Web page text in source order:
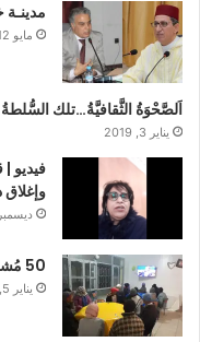
مدينـة
مايو 12, 2019
اَلصَّحْوَةُ الثَّقافيَّةُ…تلك
يناير 3, 2019
فيديو |
ديسمبر 24, 2018
50 مُشرّدًا يَسْتَفيدُون من “عملية دفء” بخريبكة
يناير 5, 2019